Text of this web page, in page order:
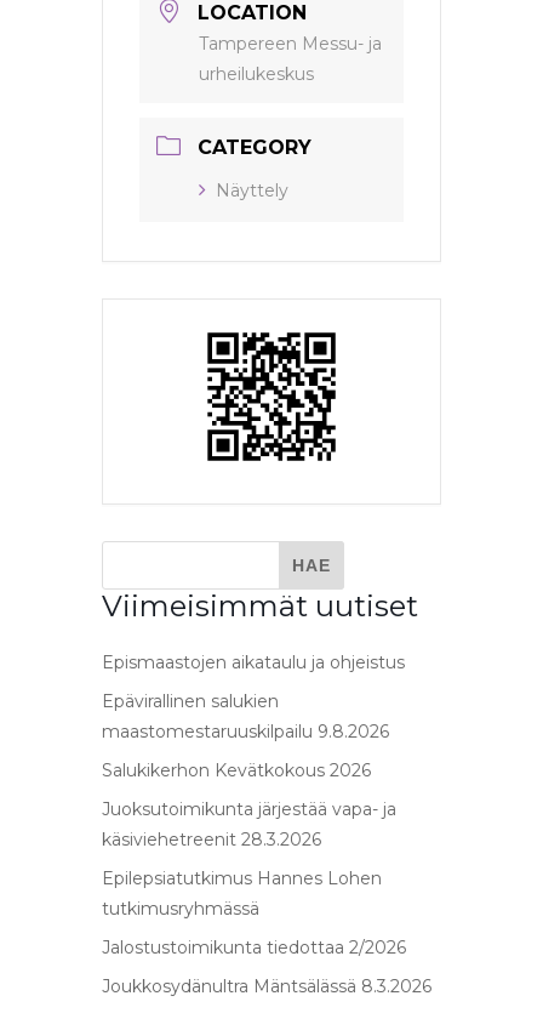
LOCATION
Tampereen Messu- ja
urheilukeskus
CATEGORY
Näyttely
Viimeisimmät uutiset
Epismaastojen aikataulu ja ohjeistus
Epävirallinen salukien
maastomestaruuskilpailu 9.8.2026
Salukikerhon Kevätkokous 2026
Juoksutoimikunta järjestää vapa- ja
käsiviehetreenit 28.3.2026
Epilepsiatutkimus Hannes Lohen
tutkimusryhmässä
Jalostustoimikunta tiedottaa 2/2026
Joukkosydänultra Mäntsälässä 8.3.2026